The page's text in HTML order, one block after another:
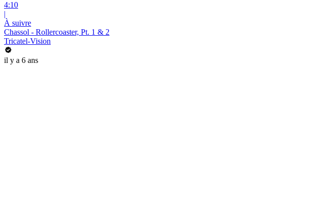
4:10
|
À suivre
Chassol - Rollercoaster, Pt. 1 & 2
Tricatel-Vision
il y a 6 ans